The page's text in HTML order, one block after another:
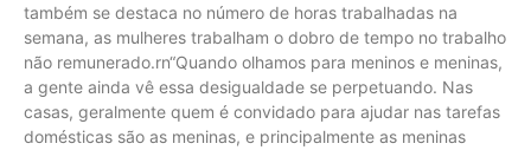
também se destaca no número de horas trabalhadas na
semana, as mulheres trabalham o dobro de tempo no trabalho
não remunerado.rn“Quando olhamos para meninos e meninas,
a gente ainda vê essa desigualdade se perpetuando. Nas
casas, geralmente quem é convidado para ajudar nas tarefas
domésticas são as meninas, e principalmente as meninas